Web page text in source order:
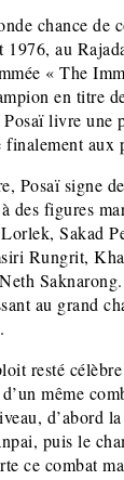
chance de
au
« The
en titre
livre une
finalement aux
Posaï signe
des figures
Sakad
Rungrit,
au grand
resté
même
d’abord
puis le
ce combat